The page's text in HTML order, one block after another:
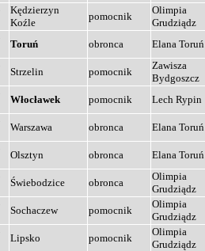
Kędzierzyn
Koźle
pomocnik
Olimpia
Grudziądz
Toruń obronca Elana Toruń
Strzelin pomocnik
Zawisza
Bydgoszcz
Włocławek pomocnik Lech Rypin
Warszawa obronca Elana Toruń
Olsztyn obronca Elana Toruń
Świebodzice obronca
Olimpia
Grudziądz
Sochaczew pomocnik
Olimpia
Grudziądz
Lipsko pomocnik
Olimpia
Grudziądz